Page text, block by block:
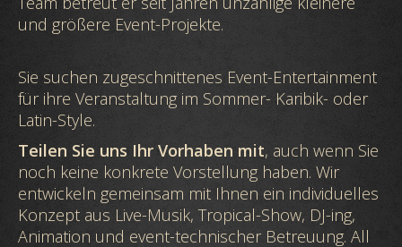
und größere Event-Projekte.
Sie suchen zugeschnittenes Event-Entertainment
für ihre Veranstaltung im Sommer- Karibik- oder
Latin-Style.
Teilen Sie uns Ihr Vorhaben mit, auch wenn Sie
noch keine konkrete Vorstellung haben. Wir
entwickeln gemeinsam mit Ihnen ein individuelles
Konzept aus Live-Musik, Tropical-Show, DJ-ing,
Animation und event-technischer Betreuung. All